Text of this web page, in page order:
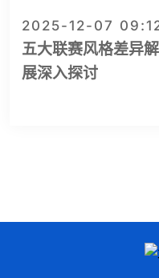
2025-12-07
五大联赛风格差异
展深入探讨